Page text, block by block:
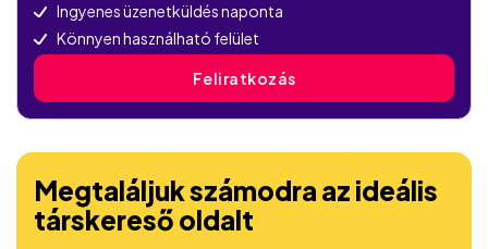
Ingyenes üzenetküldés naponta
Könnyen használható felület
Feliratkozás
Megtaláljuk számodra az ideális
társkereső oldalt